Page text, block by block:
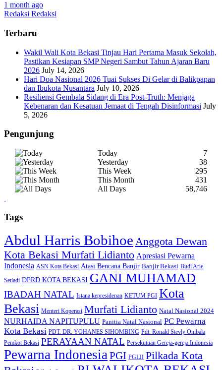
1 month ago
Redaksi Redaksi
Terbaru
Wakil Wali Kota Bekasi Tinjau Hari Pertama Masuk Sekolah,
Pastikan Kesiapan SMP Negeri Sambut Tahun Ajaran Baru
2026 July 14, 2026
Hari Doa Nasional 2026 Tuai Sukses Di Gelar di Balikpapan
dan Ibukota Nusantara July 10, 2026
Resiliensi Gembala Sidang di Era Post-Truth: Menjaga
Kebenaran dan Kesatuan Jemaat di Tengah Disinformasi July
5, 2026
Pengunjung
Today
7
Yesterday
38
This Week
295
This Month
431
All Days
58,746
Tags
Abdul Harris Bobihoe Anggota Dewan
Kota Bekasi Murfati Lidianto Apresiasi Pewarna
Indonesia ASN Kota Bekasi Atasi Bencana Banjir Banjir Bekasi Budi Arie
Setiadi DPRD KOTA BEKASI GANI MUHAMAD
IBADAH NATAL Istana kepresidenan KETUM PGI Kota
Bekasi Menteri Koperasi Murfati Lidianto Natal Nasional 2024
NURHAIDA NAPITUPULU Panitia Natal Nasional PC Pewarna
Kota Bekasi PDT. DR. YOHANES SIHOMBING Pdt. Ronald Stevly Onibala
Pemkot Bekasi PERAYAAN NATAL Persekutuan Gereja-gereja Indonesia
Pewarna Indonesia PGI PGLII Pilkada Kota